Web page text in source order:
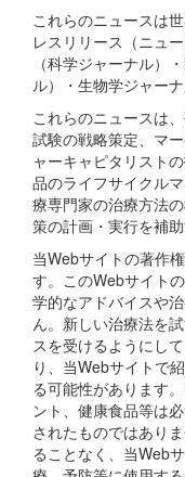
これらのニュースは
レスリリース（ニュ
（科学ジャーナル）
ル）・生物学ジャー
これらのニュースは
試験の戦略策定、マ
ャーキャピタリスト
品のライフサイクル
療専門家の治療方法
策の計画・実行を補
当Webサイトの著作
す。このWebサイト
学的なアドバイスや
ん。新しい治療法を
スを受けるようにし
り、当Webサイトで
る可能性があります
ント、健康食品等は
されたものではあり
ることなく、当Web